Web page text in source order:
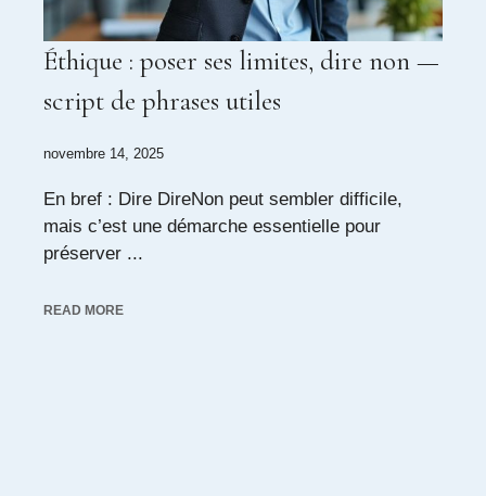
Éthique : poser ses limites, dire non —
script de phrases utiles
novembre 14, 2025
En bref : Dire DireNon peut sembler difficile,
mais c’est une démarche essentielle pour
préserver ...
READ MORE